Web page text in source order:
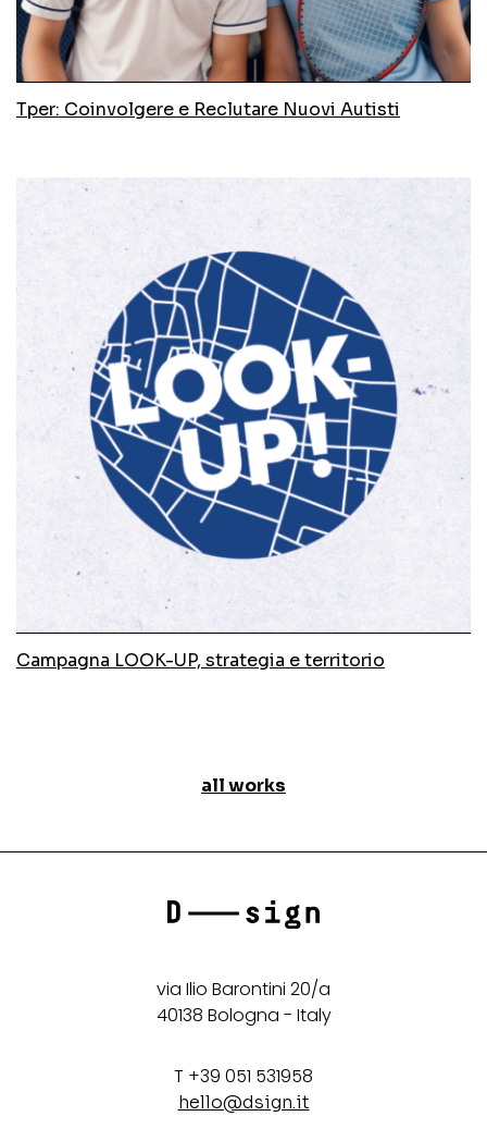
Tper: Coinvolgere e Reclutare Nuovi Autisti
Campagna LOOK-UP, strategia e territorio
all works
via Ilio Barontini 20/a
40138 Bologna - Italy
T +39 051 531958
hello@dsign.it